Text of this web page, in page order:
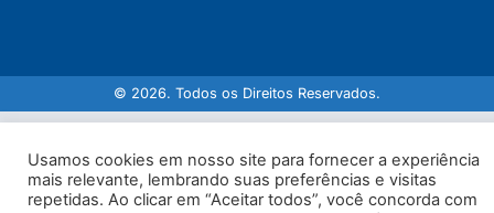
© 2026. Todos os Direitos Reservados.
Usamos cookies em nosso site para fornecer a experiência
mais relevante, lembrando suas preferências e visitas
repetidas. Ao clicar em “Aceitar todos”, você concorda com